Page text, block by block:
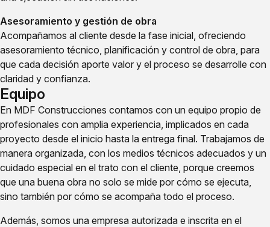
Asesoramiento y gestión de obra
Acompañamos al cliente desde la fase inicial, ofreciendo
asesoramiento técnico, planificación y control de obra, para
que cada decisión aporte valor y el proceso se desarrolle con
claridad y confianza.
Equipo
En MDF Construcciones contamos con un equipo propio de
profesionales con amplia experiencia, implicados en cada
proyecto desde el inicio hasta la entrega final. Trabajamos de
manera organizada, con los medios técnicos adecuados y un
cuidado especial en el trato con el cliente, porque creemos
que una buena obra no solo se mide por cómo se ejecuta,
sino también por cómo se acompaña todo el proceso.
Además, somos una empresa autorizada e inscrita en el